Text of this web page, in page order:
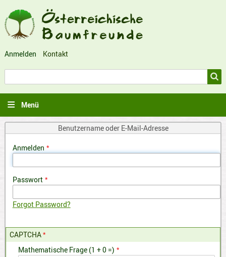
Benutzermenü
Anmelden Kontakt
Menü
Benutzername oder E-Mail-Adresse
Anmelden
Passwort
Forgot Password?
CAPTCHA
Mathematische Frage (1 + 0 =)